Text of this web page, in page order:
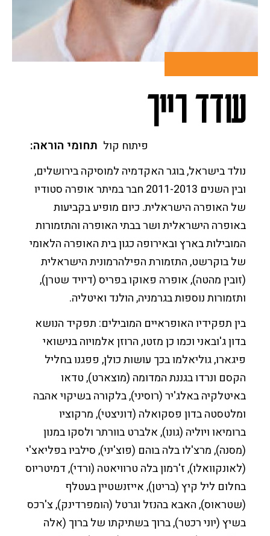
עודד רייך
תחומי הוראה פיתוח קול
נולד בישראל, בוגר האקדמיה למוסיקה בירושלים,
ובין השנים 2011-2013 חבר במיתר אופרה סטודיו
של האופרה הישראלית. כיום מופיע בקביעות
באופרה הישראלית ושר בבתי האופרה והתזמורות
המובילות בארץ ובאירופה כגון בית האופרה הלאומי
של בוקרשט, התזמורת הפילהרמונית הישראלית
(זובין מהטה), אופרה פאוקו בפריס (דיויד שטרן),
ותזמורות נוספות בגרמניה, הולנד ואיטליה.​
בין תפקידיו האופראיים המובילים: תפקיד הנושא
בדון ג'ובאני וכמו כן מזטו, הרוזן אלמויוה בנישואי
פיגארו, גוליאלמו בכך עושות כולן, פפגנו בחליל
הקסם ונרדו בגננת המדומה (מוצארט), טדאו
באיטלקיה באלג'יר (רוסיני), בלקורה בשיקוי אהבה
ומלטסטה בדון פסקואלה (דוניצטי), מרקוציו
ברומיאו ויוליה (גונו), אלברט בוורתר ולסקו במנון
(מסנה), מרצ'לו בלה בוהם (פוצ'יני), סילביו בפליאצ'י
(לאונקוואלו), ז'רמון בלה טרוויאטה (ורדי), דמיטריוס
בחלום ליל קיץ (בריטן), אייזנשטיין בעטלף
(שטראוס), האבא בהנזל וגרטל (הומפרדינק), צ'רכס
בשיץ (יוני רכטר), ברוך בשתיקתו של ברוך (אלה
מסלול למוסיקה מוקדמת
מסלול תיאטרון מוסיקלי ומחזמר
מסלול מוסיקה מאולתרת בת-זמננו
מסלול הלחנה למדיה
מסלול מוסיקה מזרחית
מסלול ביצוע מוסיקה חדשה ("תדרים")
הממונה על המשמעת
זכויות סטודנטים בשירות מילואים
סטודנטים שאינם דוברים עברית כשפת אם